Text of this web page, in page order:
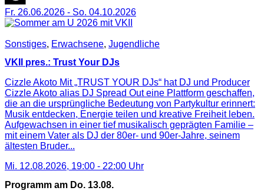
Fr. 26.06.2026 - So. 04.10.2026
Sonstiges, Erwachsene, Jugendliche
VKII pres.: Trust Your DJs
Cizzle Akoto Mit „TRUST YOUR DJs“ hat DJ und Producer
Cizzle Akoto alias DJ Spread Out eine Plattform geschaffen,
die an die ursprüngliche Bedeutung von Partykultur erinnert:
Musik entdecken, Energie teilen und kreative Freiheit leben.
Aufgewachsen in einer tief musikalisch geprägten Familie –
mit einem Vater als DJ der 80er- und 90er-Jahre, seinem
ältesten Bruder...
Mi. 12.08.2026, 19:00 - 22:00 Uhr
Programm am Do. 13.08.